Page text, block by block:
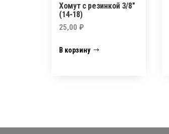
Хомут с резинкой 3/8″
(14-18)
25,00 ₽
В корзину